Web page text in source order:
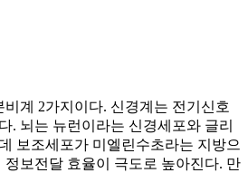
계 2가지이다. 신경계는 전기신호
. 뇌는 뉴런이라는 신경세포와 글리
보조세포가 미엘린수초라는 지방으
보전달 효율이 극도로 높아진다. 만